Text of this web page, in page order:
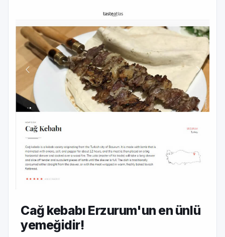
Cağ kebabı Erzurum'un en ünlü
yemeğidir!